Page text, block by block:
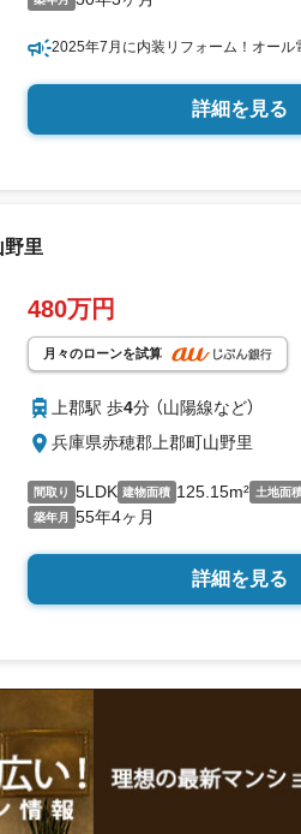
2025年7月に内装リフォーム！オール
詳細を見る
里
480万円
月々のローンを試算
上郡駅 歩4分 （山陽線など）
兵庫県赤穂郡上郡町山野里
間取り 5LDK 建物面積 125.15m² 土地面
築年月 55年4ヶ月
詳細を見る